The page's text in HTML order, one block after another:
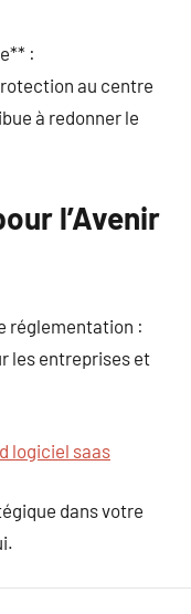
:
au centre
à redonner le
l’Avenir
réglementation :
les entreprises et
logiciel saas
dans votre